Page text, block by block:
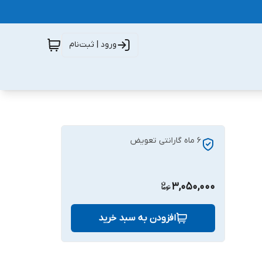
ورود | ثبت‌نام
6 ماه گارانتی تعویض
3,050,000
افزودن به سبد خرید